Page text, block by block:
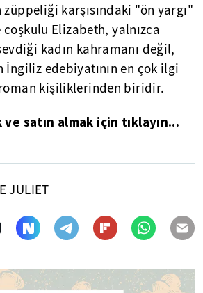
karşısındaki "ön yargı"
Elizabeth, yalnızca
kadın kahramanı değil,
İngiliz edebiyatının en çok ilgi
roman kişiliklerinden biridir.
satın almak için tıklayın...
JULIET